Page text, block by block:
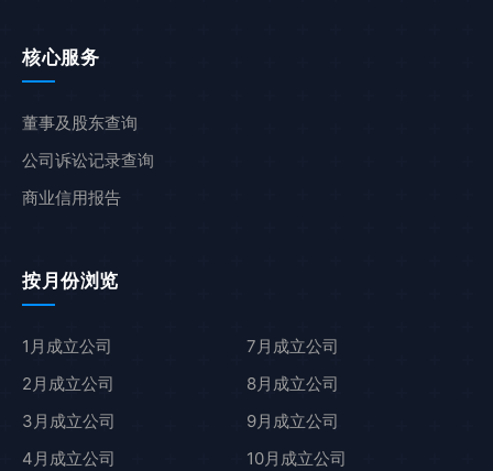
核心服务
董事及股东查询
公司诉讼记录查询
商业信用报告
按月份浏览
1月成立公司
2月成立公司
3月成立公司
4月成立公司
7月成立公司
8月成立公司
9月成立公司
10月成立公司